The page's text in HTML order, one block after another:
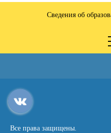
Сведения об
Все права защищены.